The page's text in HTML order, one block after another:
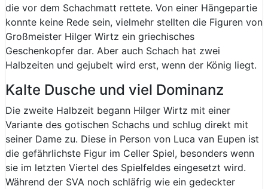
die vor dem Schachmatt rettete. Von einer Hängepartie
konnte keine Rede sein, vielmehr stellten die Figuren von
Großmeister Hilger Wirtz ein griechisches
Geschenkopfer dar. Aber auch Schach hat zwei
Halbzeiten und gejubelt wird erst, wenn der König liegt.
Kalte Dusche und viel Dominanz
Die zweite Halbzeit begann Hilger Wirtz mit einer
Variante des gotischen Schachs und schlug direkt mit
seiner Dame zu. Diese in Person von Luca van Eupen ist
die gefährlichste Figur im Celler Spiel, besonders wenn
sie im letzten Viertel des Spielfeldes eingesetzt wird.
Während der SVA noch schläfrig wie ein gedeckter